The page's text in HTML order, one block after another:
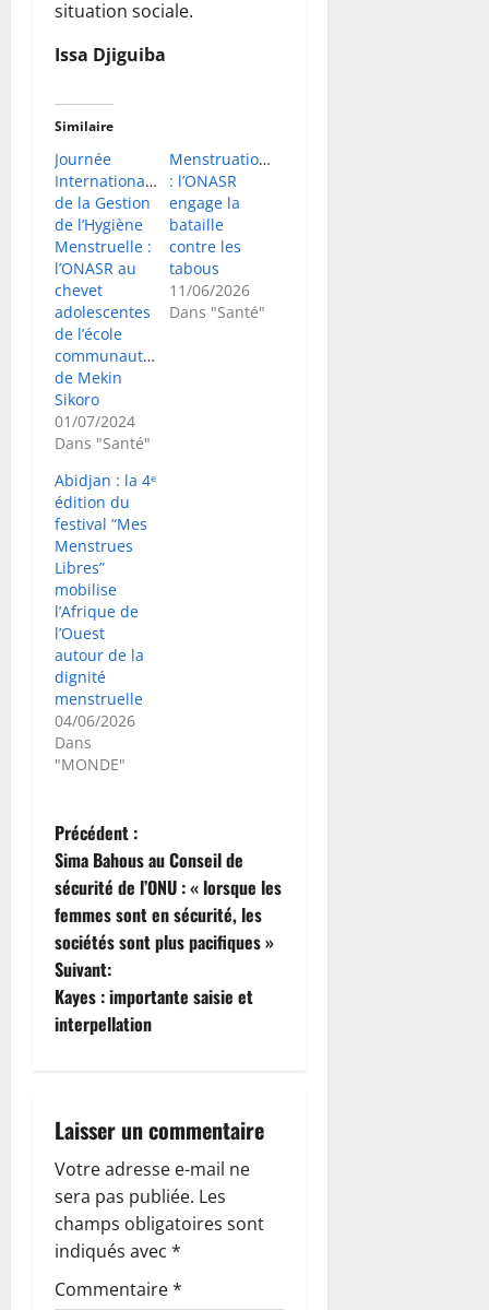
situation sociale.
Issa Djiguiba
Similaire
Journée
Internationale
de la Gestion
de l’Hygiène
Menstruelle :
l’ONASR au
chevet
adolescentes
de l’école
communautaire
de Mekin
Sikoro
01/07/2024
Dans "Santé"
Menstruations
: l’ONASR
engage la
bataille
contre les
tabous
11/06/2026
Dans "Santé"
Abidjan : la 4ᵉ
édition du
festival “Mes
Menstrues
Libres”
mobilise
l’Afrique de
l’Ouest
autour de la
dignité
menstruelle
04/06/2026
Dans
"MONDE"
N
a
v
i
g
t
i
o
n
d
Précédent :
Sima Bahous au Conseil de
sécurité de l’ONU : « lorsque les
femmes sont en sécurité, les
sociétés sont plus pacifiques »
Suivant:
Kayes : importante saisie et
interpellation
Laisser un commentaire
Votre adresse e-mail ne
sera pas publiée. Les
champs obligatoires sont
indiqués avec *
Commentaire*